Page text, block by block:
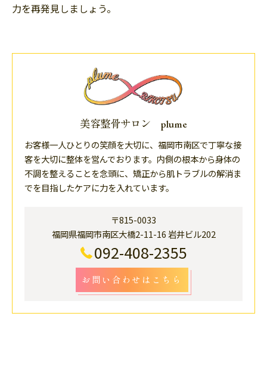
力を再発見しましょう。
美容整骨サロン plume
お客様一人ひとりの笑顔を大切に、福岡市南区で丁寧な接
客を大切に整体を営んでおります。内側の根本から身体の
不調を整えることを念頭に、矯正から肌トラブルの解消ま
でを目指したケアに力を入れています。
〒815-0033
福岡県福岡市南区大橋2-11-16 岩井ビル202
092-408-2355
お問い合わせはこちら